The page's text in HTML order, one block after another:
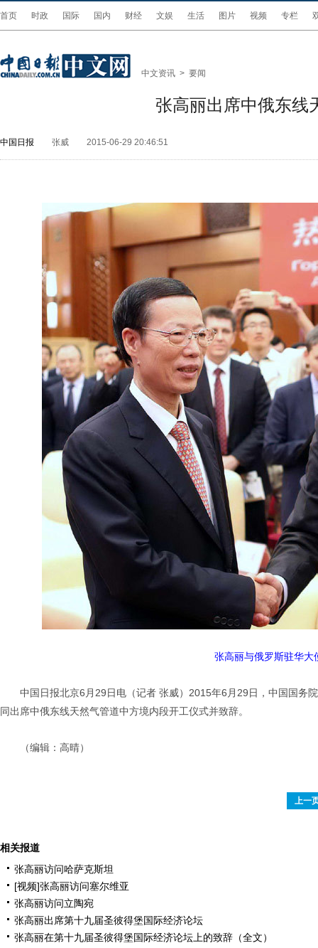
首页 时政 国际 国内 财经 文娱 生活 图片 视频 专栏
中文资讯 > 要闻
张高丽出席中俄东线
中国日报 张威 2015-06-29 20:46:51
张高丽与俄罗斯驻华大
中国日报北京6月29日电（记者 张威）2015年6月29日，中国国务
同出席中俄东线天然气管道中方境内段开工仪式并致辞。
（编辑：高晴）
上一
相关报道
张高丽访问哈萨克斯坦
[视频]张高丽访问塞尔维亚
张高丽访问立陶宛
张高丽出席第十九届圣彼得堡国际经济论坛
张高丽在第十九届圣彼得堡国际经济论坛上的致辞（全文）